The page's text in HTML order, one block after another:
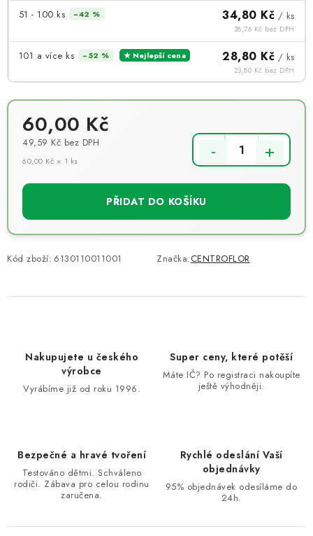
51 - 100 ks −42 % 34,80 Kč / ks
28,76 Kč bez DPH
101 a více ks −52 % ★ Nejlepší cena 28,80 Kč / ks
23,80 Kč bez DPH
60,00 Kč
49,59 Kč bez DPH
60,00 Kč × 1 ks
PŘIDAT DO KOŠÍKU
Kód zboží: 6130110011001 Značka:CENTROFLOR
Nakupujete u českého
výrobce
Vyrábíme již od roku 1996.
Super ceny, které potěší
Máte IČ? Po registraci nakoupíte
ještě výhodněji.
Bezpečné a hravé tvoření
Testováno dětmi. Schváleno
rodiči. Zábava pro celou rodinu
zaručena.
Rychlé odeslání Vaší
objednávky
95% objednávek odesíláme do
24h.